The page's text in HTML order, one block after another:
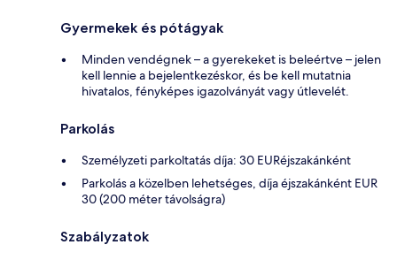
Gyermekek és pótágyak
Minden vendégnek – a gyerekeket is beleértve – jelen
kell lennie a bejelentkezéskor, és be kell mutatnia
hivatalos, fényképes igazolványát vagy útlevelét.
Parkolás
Személyzeti parkoltatás díja: 30 EURéjszakánként
Parkolás a közelben lehetséges, díja éjszakánként EUR
30 (200 méter távolságra)
Szabályzatok